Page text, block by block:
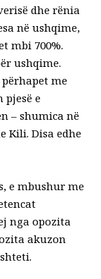
dhe rënia
në ushqime,
mbi 700%.
ushqime.
me
pjesë e
– shumica në
Kili. Disa edhe
e mbushur me
nga opozita
akuzon